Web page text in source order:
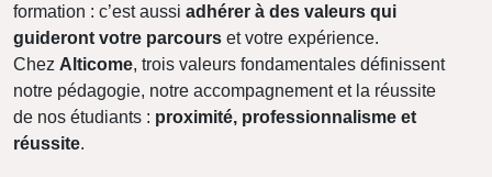
formation : c’est aussi adhérer à des valeurs qui
guideront votre parcours et votre expérience.
Chez Alticome, trois valeurs fondamentales définissent
notre pédagogie, notre accompagnement et la réussite
de nos étudiants : proximité, professionnalisme et
réussite.